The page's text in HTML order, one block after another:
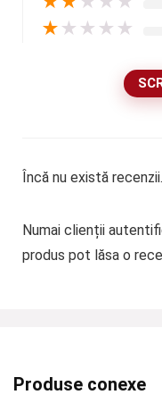
★ ★ ★ ★ ★
Încă nu există recenzii.
Numai clienții
produs pot lăsa o
Produse conexe